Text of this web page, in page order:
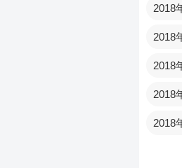
2018
2018
2018
2018
2018